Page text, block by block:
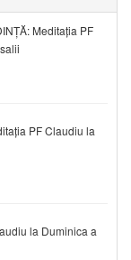
Meditația PF
PF Claudiu la
la Duminica a